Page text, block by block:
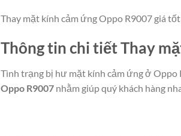
Thay mặt kính cảm ứng Oppo R9007 giá
Thông tin chi tiết Thay
Tình trạng bị hư mặt kính cảm ứng ở
Oppo R9007 nhằm giúp quý khách hàng